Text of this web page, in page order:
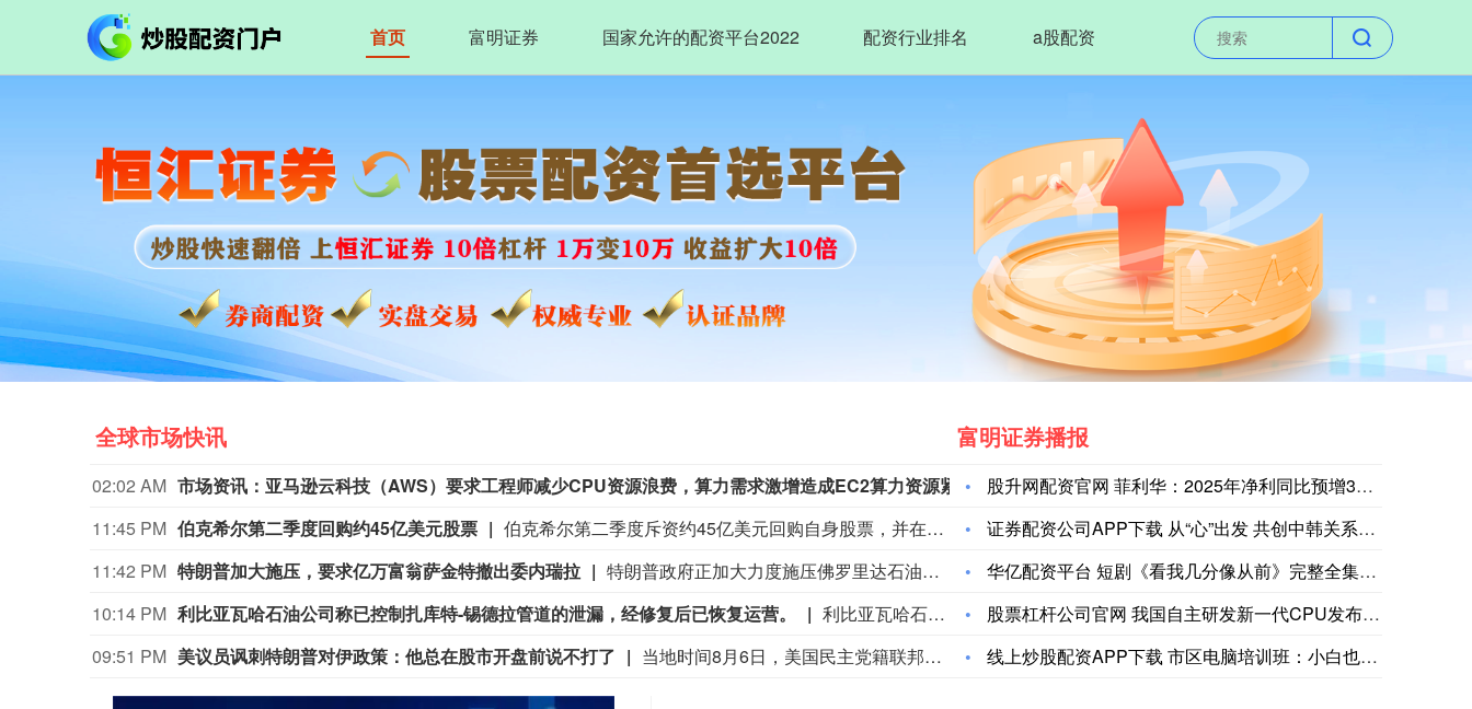
首页 富明证券 国家允许的配资平台2022 配资行业排名 a股配资
全球市场快讯
02:02 AM 市场资讯：亚马逊云科技（AWS）要求工程师减少CPU资源浪费，算力需求激增造成EC2算力资源紧张。部分工程师申请服务器，过去数小时即可到位，如今需要等待数日。
市场资讯：亚马逊云科技（AWS）要求工程师减少CPU资源
11:45 PM 伯克希尔第二季度回购约45亿美元股票
伯克希尔第二季度斥资约45亿美元回购自身股票，并在期内买入近200亿美元股票，显示首席执行官阿贝尔正将公司庞大的现金储备更多投入市场。 伯克希尔第一季度开始回购股票，为一年多来的首次。阿贝尔今年早些时候表示，公司重新启动回购，是因为管理层认为股票的“内在价值”高于其市场价格。 CFRA Research分析师Cathy Seifert表示：“投资者会受到回购举措的鼓舞。这也是Greg接掌公司并彰显其主导地位的一种方式。” 此次股票回购为股东带来了自2021年以来规模最大的季度资本回报。伯克希尔第二季度现金储备降至3655亿美元，低于前一季度的约3970亿美元。
11:42 PM 特朗普加大施压，要求亿万富翁萨金特撤出委内瑞拉
特朗普政府正加大力度施压佛罗里达石油大亨、共和党捐赠人哈里·萨金特三世，要求其从委内瑞拉撤资。美国财政部周五冻结了萨金特旗下一家离岸公司的资产，该公司参与委内瑞拉石油开采业务。消息人士称，与此同时，财政部出具许可文件，准许他处置退出该企业的相关权益。美国财政部外国资产控制办公室对萨金特的蓝浪地产有限公司实施处罚，该公司目前按遭制裁状态开展业务。
10:14 PM 利比亚瓦哈石油公司称已控制扎库特-锡德拉管道的泄漏，经修复后已恢复运营。
利比亚瓦哈石油公司称已控制扎库特-锡德拉管道的泄漏，经修复后已恢复运营。
09:51 PM 美议员讽刺特朗普对伊政策：他总在股市开盘前说不打了 当地时间8月6日，美国民主党籍联邦参议员克里斯·墨菲表示，总统特朗普通常会在周日晚上或周一早上，也就是股市开盘前，宣布美伊战事即将结束。但战火已持续了六个月。（澎湃）
富明证券播报
股升网配资官网 菲利华：2025年净利同比预增31.12%-
证券配资公司APP下载 从“心”出发 共创中韩关系美好未来（
华亿配资平台 短剧《看我几分像从前》完整全集，心中有爱花自开
股票杠杆公司官网 我国自主研发新一代CPU发布 不依赖任何境
线上炒股配资APP下载 市区电脑培训班：小白也能轻松学电脑，